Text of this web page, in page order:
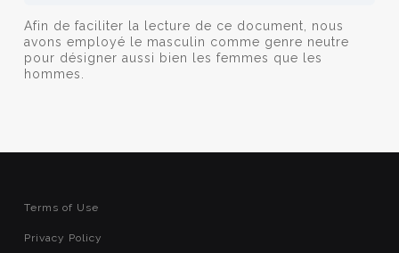
Afin de faciliter la lecture de ce document, nous
avons employé le masculin comme genre neutre
pour désigner aussi bien les femmes que les
hommes.
Terms of Use
Privacy Policy